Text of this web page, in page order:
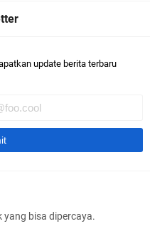
Selesaikan
Pemuda
update berita terbaru
yang bisa dipercaya.